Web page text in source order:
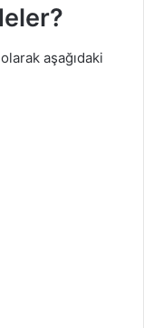
aşağıdaki